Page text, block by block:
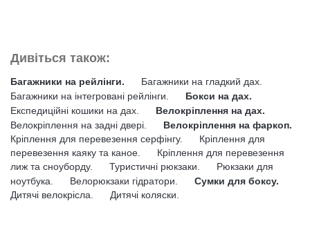
Дивіться також:
Багажники на рейлінги.
Багажники на гладкий дах.
Багажники на інтегровані рейлінги.
Бокси на дах.
Експедиційні кошики на дах.
Велокріплення на дах.
Велокріплення на задні двері.
Велокріплення на фаркоп.
Кріплення для перевезення серфінгу.
Кріплення для
перевезення каяку та каное.
Кріплення для перевезення
лиж та сноуборду.
Туристичні рюкзаки.
Рюкзаки для
ноутбука.
Велорюкзаки гідратори.
Сумки для боксу.
Дитячі велокрісла.
Дитячі коляски.